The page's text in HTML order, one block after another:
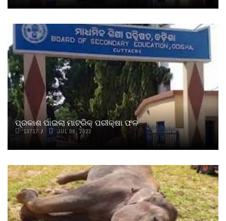
ପ୍ରକାଶ ପାଇଲା ମାଟ୍ରିକ୍ ପରୀକ୍ଷା ଫଳ
13717 JUL 06, 2022